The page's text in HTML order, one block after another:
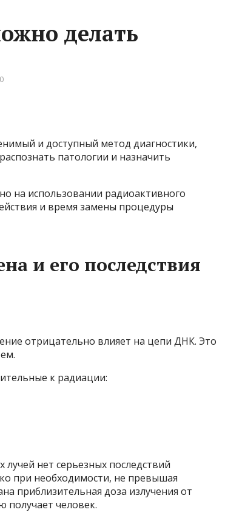
делать
и доступный метод диагностики,
патологии и назначить
на использовании радиоактивного
и время замены процедуры
и его последствия
отрицательно влияет на цепи ДНК. Это
к радиации:
нет серьезных последствий
при необходимости, не превышая
приблизительная доза излучения от
получает человек.